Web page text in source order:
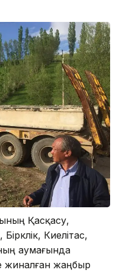
Қасқасу,
Киелітас,
аумағында
жиналған жаңбыр